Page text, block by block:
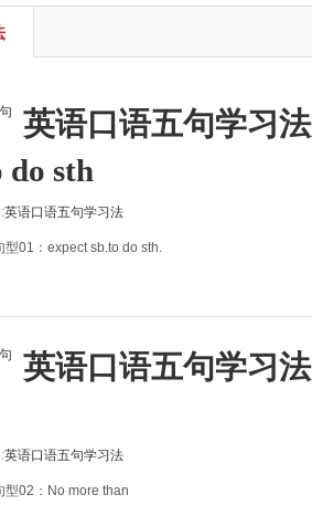
英语口语五句学习
do sth
英语口语五句学习法
01：expect sb.to do sth.
，吃饭时，老妈慈祥的看着你说：“你过得开心就
英语口语五句学习
英语口语五句学习法
型02：No more than